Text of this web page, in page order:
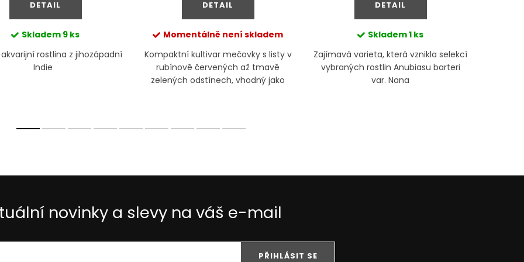
DETAIL
Skladem 9 ks
rostlina z jihozápadní
Indie
DETAIL
Momentálně není skladem
Kompaktní kultivar mečovky s listy v
rubínově červených až tmavě
zelených odstínech, vhodný jako
DETAIL
Skladem1 ks
Zajímavá varieta, která vznikla selekcí
vybraných rostlin Anubiasu barteri
var. Nana
novinky a slevy na váš e-mail
PŘIHLÁSIT SE